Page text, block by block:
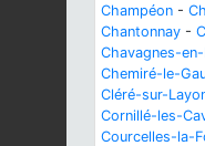
Champéon -
Chantonnay -
Chavagnes-
Chemiré-le-
Cléré-sur-
Cornillé-les-
Courcelles-la-